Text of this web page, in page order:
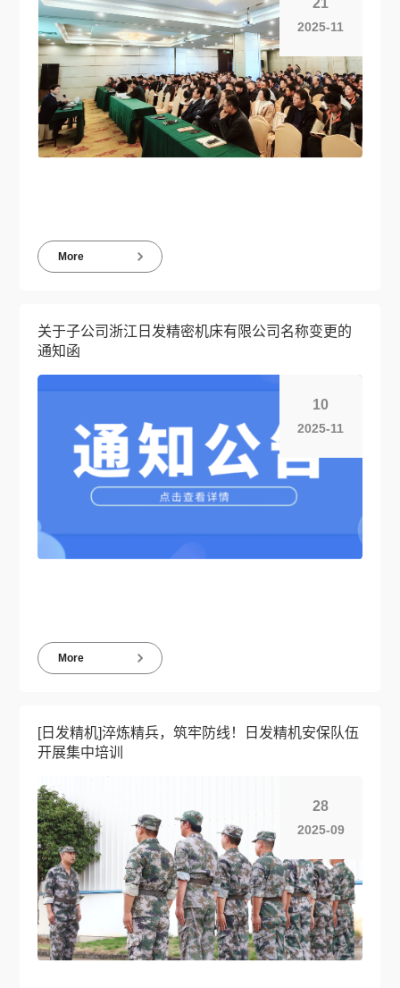
2025-11
More
关于子公司浙江日发精密机床有限公司名称变更的
通知函
10
2025-11
More
[日发精机]淬炼精兵，筑牢防线！日发精机安保队伍
开展集中培训
28
2025-09